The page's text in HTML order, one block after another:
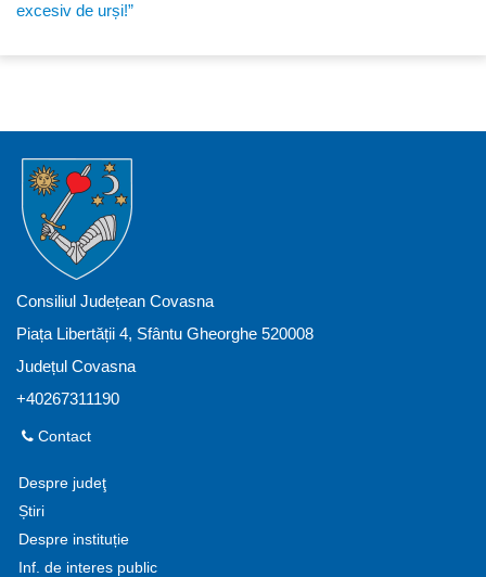
excesiv de urși!”
Consiliul Județean Covasna
Piața Libertății 4, Sfântu Gheorghe 520008
Județul Covasna
+40267311190
Contact
Despre judeţ
Știri
Despre instituție
Inf. de interes public